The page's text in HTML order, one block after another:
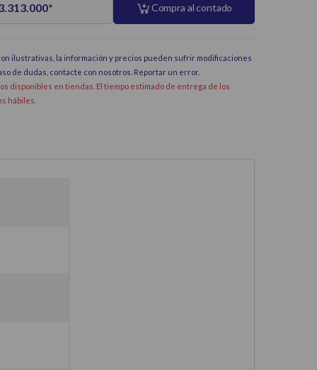
* Compra al contado
ilustrativas, la información y precios pueden sufrir modificaciones
de dudas, contacte con nosotros. Reportar un error.
disponibles en tiendas. El tiempo estimado de entrega de los
hábiles.